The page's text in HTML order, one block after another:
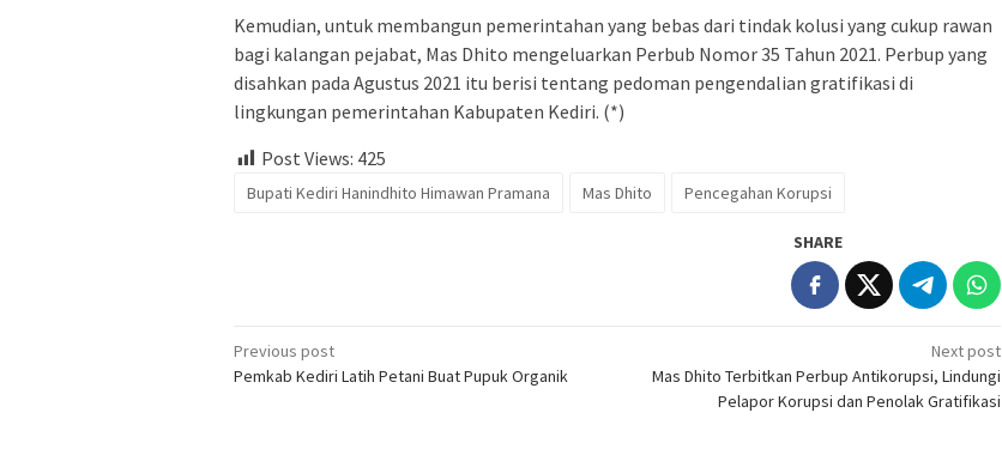
Kemudian, untuk membangun pemerintahan yang bebas dari tindak kolusi yang cukup rawan
bagi kalangan pejabat, Mas Dhito mengeluarkan Perbub Nomor 35 Tahun 2021. Perbup yang
disahkan pada Agustus 2021 itu berisi tentang pedoman pengendalian gratifikasi di
lingkungan pemerintahan Kabupaten Kediri. (*)
Post Views: 425
Bupati Kediri Hanindhito Himawan Pramana Mas Dhito Pencegahan Korupsi
SHARE
Post
navigation
Previous post
Pemkab Kediri Latih Petani Buat Pupuk Organik
Next post
Mas Dhito Terbitkan Perbup Antikorupsi, Lindungi
Pelapor Korupsi dan Penolak Gratifikasi